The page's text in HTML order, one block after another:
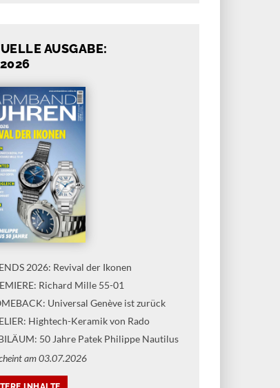
AUSGABE:
2026: Revival der Ikonen
Richard Mille 55-01
Universal Genève ist zurück
Hightech-Keramik von Rado
50 Jahre Patek Philippe Nautilus
am 03.07.2026